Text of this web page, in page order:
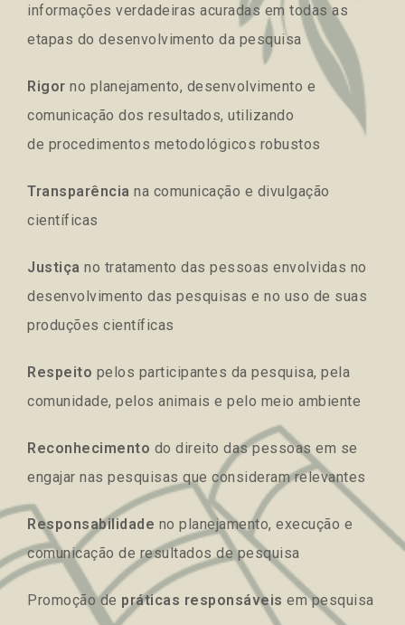
informações verdadeiras acuradas em todas as
etapas do desenvolvimento da pesquisa
Rigor no planejamento, desenvolvimento e
comunicação dos resultados, utilizando
de procedimentos metodológicos robustos
Transparência na comunicação e divulgação
científicas
Justiça no tratamento das pessoas envolvidas no
desenvolvimento das pesquisas e no uso de suas
produções científicas
Respeito pelos participantes da pesquisa, pela
comunidade, pelos animais e pelo meio ambiente
Reconhecimento do direito das pessoas em se
engajar nas pesquisas que consideram relevantes
Responsabilidade no planejamento, execução e
comunicação de resultados de pesquisa
Promoção de práticas responsáveis em pesquisa